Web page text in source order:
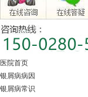
医院首页
银屑病病因
银屑病常识